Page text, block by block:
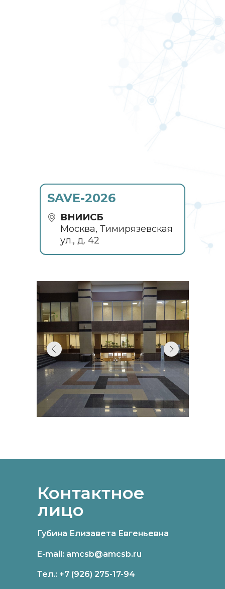
SAVE-2026
ВНИИСБ
Москва, Тимирязевская
ул., д. 42
Контактное
лицо
Губина Елизавета Евгеньевна
E-mail: amcsb@amcsb.ru
Тел.: +7 (926) 275-17-94